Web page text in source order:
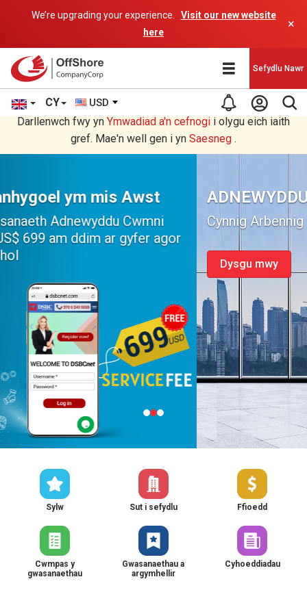
We’re upgrading your experience.
Visit our new website
here
×
CY USD
Sefydlu Nawr
Rydych chi'n darllen yn Welsh cyfieithu gan raglen AI.
Darllenwch fwy yn Ymwadiad a'n cefnogi i olygu eich iaith
gref. Mae'n well gen i yn Saesneg .
ADNEWYDDU CWMNI
Cynnig Arbennig y Mis
Sylw Sut i sefydlu Ffioedd
Cwmpas y
gwasanaethau
Gwasanaethau a
argymhellir
Cyhoeddiadau